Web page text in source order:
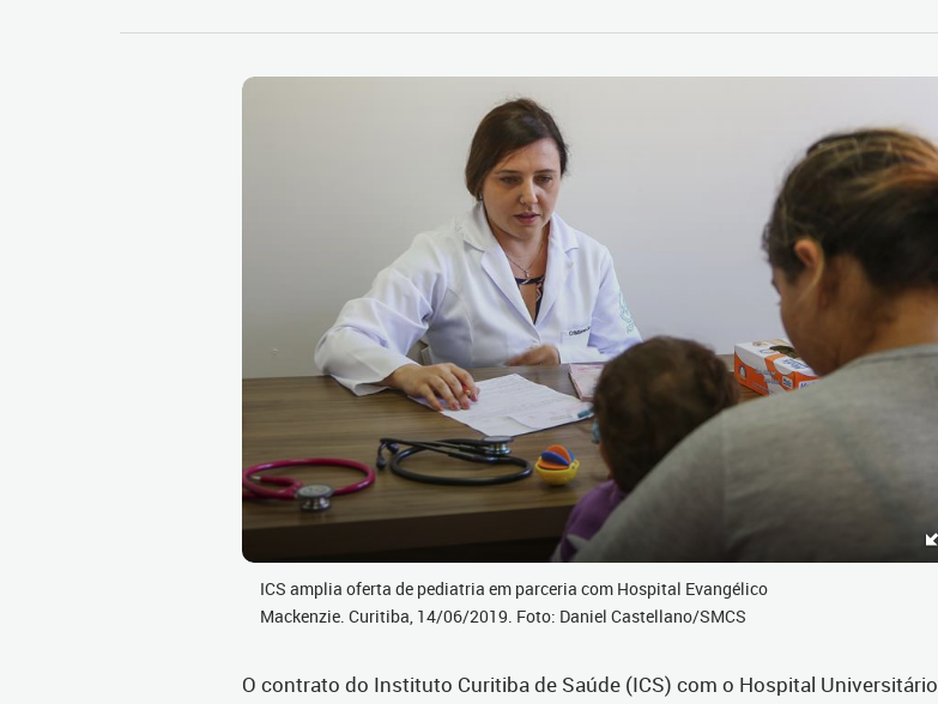
ICS amplia oferta de pediatria em parceria com Hospital Evangélico
Mackenzie. Curitiba, 14/06/2019. Foto: Daniel Castellano/SMCS
O contrato do Instituto Curitiba de Saúde (ICS) com o Hospital Universitário